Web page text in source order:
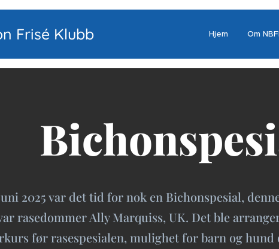
Frisé Klubb Hjem Om
2025 var det tid for nok en Bichonspesial,
rasedommer Ally Marquiss, UK. Det ble
før rasespesialen, mulighet for barn og hund